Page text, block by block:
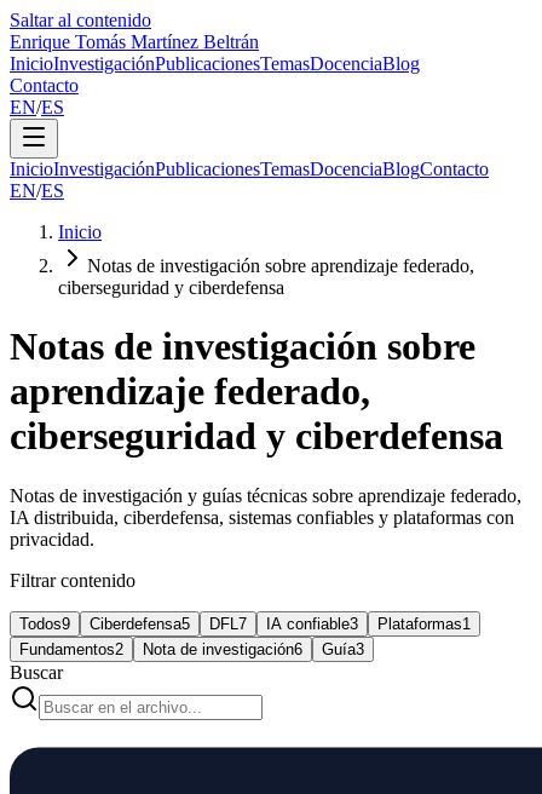
Saltar al contenido
Enrique Tomás Martínez Beltrán
InicioInvestigaciónPublicacionesTemasDocenciaBlog
Contacto
EN/ES
InicioInvestigaciónPublicacionesTemasDocenciaBlogContacto
EN/ES
Inicio
Notas de investigación sobre aprendizaje federado,
ciberseguridad y ciberdefensa
Notas de investigación sobre
aprendizaje federado,
ciberseguridad y ciberdefensa
Notas de investigación y guías técnicas sobre aprendizaje federado,
IA distribuida, ciberdefensa, sistemas confiables y plataformas con
privacidad.
Filtrar contenido
Todos9 Ciberdefensa5 DFL 7 IA confiable3 Plataformas1
Fundamentos2 Nota de investigación6 Guía3
Buscar